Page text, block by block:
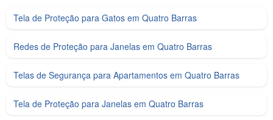
Tela de Proteção para Gatos em Quatro Barras
Redes de Proteção para Janelas em Quatro Barras
Telas de Segurança para Apartamentos em Quatro Barras
Tela de Proteção para Janelas em Quatro Barras